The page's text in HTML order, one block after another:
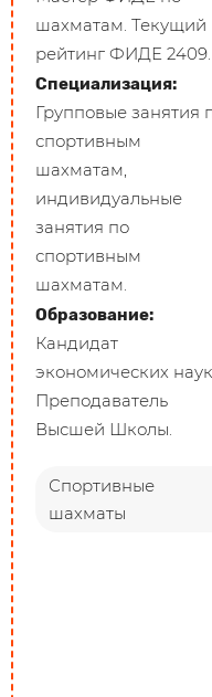
шахматам. Текущий
рейтинг ФИДЕ 2409.
Специализация:
Групповые занятия
спортивным
шахматам,
индивидуальные
занятия по
спортивным
шахматам.
Образование:
Кандидат
экономических
Преподаватель
Высшей Школы.
Спортивные
шахматы